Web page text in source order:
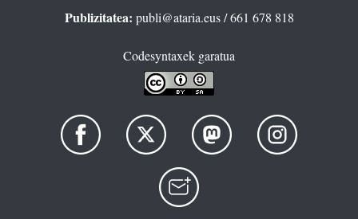
Publizitatea: publi@ataria.eus/ 661 678 818
Codesyntaxek garatua